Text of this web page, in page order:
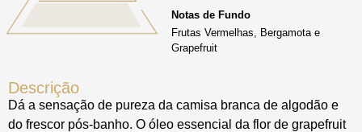
Descrição
Dá a sensação de pureza da camisa branca de algodão e
do frescor pós-banho. O óleo essencial da flor de grapefruit
Notas de Fundo
Frutas Vermelhas, Bergamota e
Grapefruit